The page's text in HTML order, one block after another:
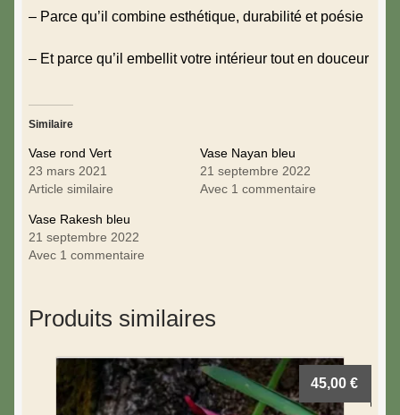
– Parce qu’il combine esthétique, durabilité et poésie
– Et parce qu’il embellit votre intérieur tout en douceur
Similaire
Vase rond Vert
23 mars 2021
Article similaire
Vase Nayan bleu
21 septembre 2022
Avec 1 commentaire
Vase Rakesh bleu
21 septembre 2022
Avec 1 commentaire
Produits similaires
45,00€